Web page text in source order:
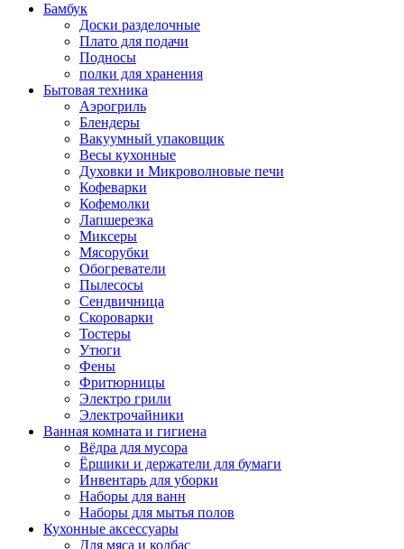
Бамбук
Доски разделочные
Плато для подачи
Подносы
полки для хранения
Бытовая техника
Аэрогриль
Блендеры
Вакуумный упаковщик
Весы кухонные
Духовки и Микроволновые печи
Кофеварки
Кофемолки
Лапшерезка
Миксеры
Мясорубки
Обогреватели
Пылесосы
Сендвичница
Скороварки
Тостеры
Утюги
Фены
Фритюрницы
Электро грили
Электрочайники
Ванная комната и гигиена
Вёдра для мусора
Ёршики и держатели для бумаги
Инвентарь для уборки
Наборы для ванн
Наборы для мытья полов
Кухонные аксессуары
Для мяса и колбас